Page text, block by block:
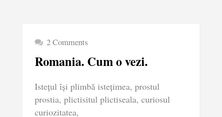
2 Comments
Romania. Cum o vezi.
Istețul își plimbă istețimea, prostul
prostia, plictisitul plictiseala, curiosul
curiozitatea,